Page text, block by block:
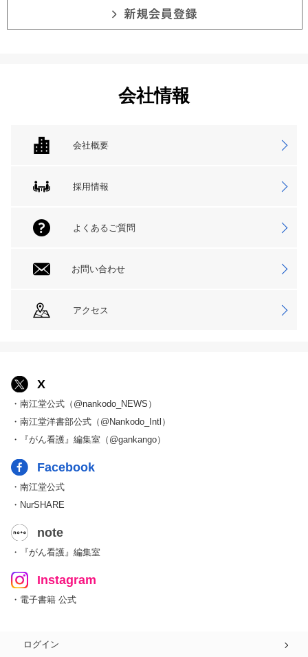
会社情報
会社概要
採用情報
よくあるご質問
お問い合わせ
アクセス
X
・南江堂公式（@nankodo_NEWS）
・南江堂洋書部公式（@Nankodo_Intl）
・『がん看護』編集室（@gankango）
Facebook
・南江堂公式
・NurSHARE
note
・『がん看護』編集室
Instagram
・電子書籍 公式
ログイン